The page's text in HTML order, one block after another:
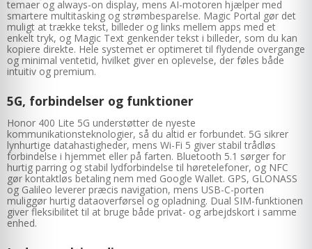
temaer og always-on display, mens AI-motoren hjælper med
smartere multitasking og strømbesparelse. Magic Portal gør det
muligt at trække tekst, billeder og links mellem apps med et
enkelt tryk, og Magic Text genkender tekst i billeder, som du kan
kopiere direkte. Hele systemet er optimeret til flydende overgange
og minimal ventetid, hvilket giver en oplevelse, der føles både
intuitiv og premium.
5G, forbindelser og funktioner
Honor 400 Lite 5G understøtter de nyeste
kommunikationsteknologier, så du altid er forbundet. 5G sikrer
lynhurtige datahastigheder, mens Wi-Fi 5 giver stabil trådløs
forbindelse i hjemmet eller på farten. Bluetooth 5.1 sørger for
hurtig parring og stabil lydforbindelse til høretelefoner, og NFC
gør kontaktløs betaling nem med Google Wallet. GPS, GLONASS
og Galileo leverer præcis navigation, mens USB-C-porten
muliggør hurtig dataoverførsel og opladning. Dual SIM-funktionen
giver fleksibilitet til at bruge både privat- og arbejdskort i samme
enhed.